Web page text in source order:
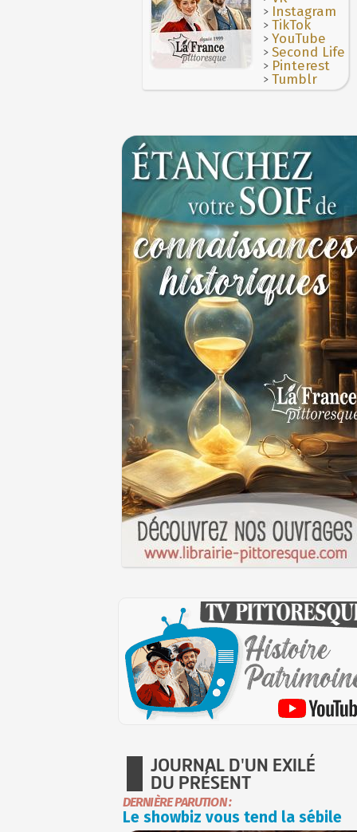
JOURNAL D'UN EXILÉ
DU PRÉSENT
DERNIÈRE PARUTION :
Le showbiz vous tend la sébile
> Instagram
>TikTok
>YouTube
>Second Life
> Pinterest
>Tumblr